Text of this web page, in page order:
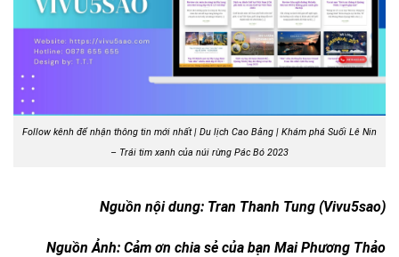
Follow kênh để nhận thông tin mới nhất | Du lịch Cao Bằng | Khám phá Suối Lê Nin
– Trái tim xanh của núi rừng Pác Bó 2023
Nguồn nội dung: Tran Thanh Tung (Vivu5sao)
Nguồn Ảnh: Cảm ơn chia sẻ của bạn Mai Phương Thảo